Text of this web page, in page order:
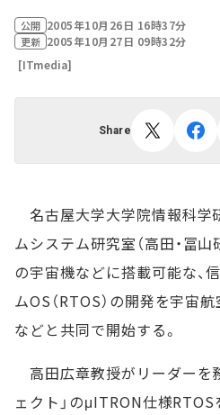
公開 2005年10月26日 16時37分
更新 2005年10月27日 09時32分
[ITmedia]
Share
名古屋大学大学院情報科学
ムシステム研究室（高田・冨
の宇宙機などに搭載可能な、
ムOS（RTOS）の開発を宇宙航
などと共同で開始する。
高田広章教授がリーダーを
ェクト」のμITRON仕様